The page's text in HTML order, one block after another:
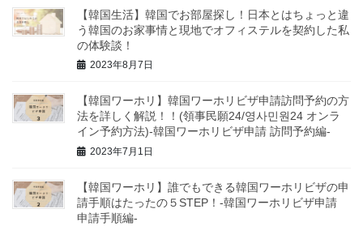
【韓国生活】韓国でお部屋探し！日本とはちょっと違
う韓国のお家事情と現地でオフィステルを契約した私
の体験談！
2023年8月7日
【韓国ワーホリ】韓国ワーホリビザ申請訪問予約の方
法を詳しく解説！！(領事民願24/영사민원24 オンラ
イン予約方法)-韓国ワーホリビザ申請 訪問予約編-
2023年7月1日
【韓国ワーホリ】誰でもできる韓国ワーホリビザの申
請手順はたったの５STEP！-韓国ワーホリビザ申請
申請手順編-